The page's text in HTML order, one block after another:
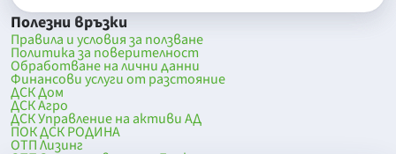
Полезни връзки
Правила и условия за ползване
Политика за поверителност
Обработване на лични данни
Финансови услуги от разстояние
ДСК Дом
ДСК Агро
ДСК Управление на активи АД
ПОК ДСК РОДИНА
ОТП Лизинг